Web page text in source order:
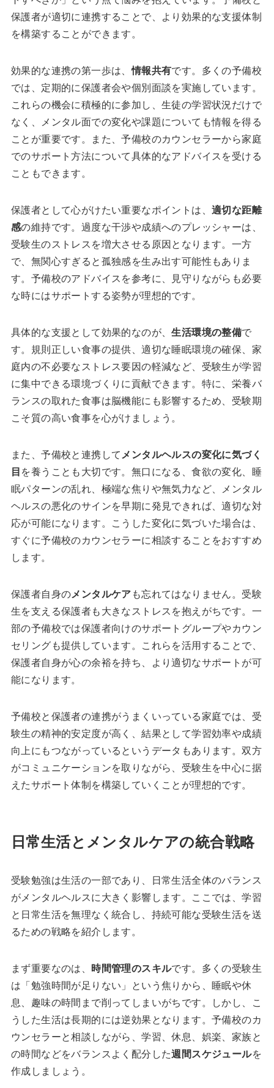
保護者が適切に連携することで、より効果的な支援体制
を構築することができます。
効果的な連携の第一歩は、情報共有です。多くの予備校
では、定期的に保護者会や個別面談を実施しています。
これらの機会に積極的に参加し、生徒の学習状況だけで
なく、メンタル面での変化や課題についても情報を得る
ことが重要です。また、予備校のカウンセラーから家庭
でのサポート方法について具体的なアドバイスを受ける
こともできます。
保護者として心がけたい重要なポイントは、 適切な距離
感の維持です。過度な干渉や成績へのプレッシャーは、
受験生のストレスを増大させる原因となります。一方
で、無関心すぎると孤独感を生み出す可能性もありま
す。予備校のアドバイスを参考に、見守りながらも必要
な時にはサポートする姿勢が理想的です。
具体的な支援として効果的なのが、生活環境の整備で
す。規則正しい食事の提供、適切な睡眠環境の確保、家
庭内の不必要なストレス要因の軽減など、受験生が学習
に集中できる環境づくりに貢献できます。特に、栄養バ
ランスの取れた食事は脳機能にも影響するため、受験期
こそ質の高い食事を心がけましょう。
また、予備校と連携してメンタルヘルスの変化に気づく
目を養うことも大切です。無口になる、食欲の変化、睡
眠パターンの乱れ、極端な焦りや無気力など、メンタル
ヘルスの悪化のサインを早期に発見できれば、適切な対
応が可能になります。こうした変化に気づいた場合は、
すぐに予備校のカウンセラーに相談することをおすすめ
します。
保護者自身のメンタルケアも忘れてはなりません。受験
生を支える保護者も大きなストレスを抱えがちです。一
部の予備校では保護者向けのサポートグループやカウン
セリングも提供しています。これらを活用することで、
保護者自身が心の余裕を持ち、より適切なサポートが可
能になります。
予備校と保護者の連携がうまくいっている家庭では、受
験生の精神的安定度が高く、結果として学習効率や成績
向上にもつながっているというデータもあります。双方
がコミュニケーションを取りながら、受験生を中心に据
えたサポート体制を構築していくことが理想的です。
日常生活とメンタルケアの統合戦略
受験勉強は生活の一部であり、日常生活全体のバランス
がメンタルヘルスに大きく影響します。ここでは、学習
と日常生活を無理なく統合し、持続可能な受験生活を送
るための戦略を紹介します。
まず重要なのは、 時間管理のスキルです。多くの受験生
は「勉強時間が足りない」という焦りから、睡眠や休
息、趣味の時間まで削ってしまいがちです。しかし、こ
うした生活は長期的には逆効果となります。予備校のカ
ウンセラーと相談しながら、学習、休息、娯楽、家族と
の時間などをバランスよく配分した週間スケジュールを
作成しましょう。